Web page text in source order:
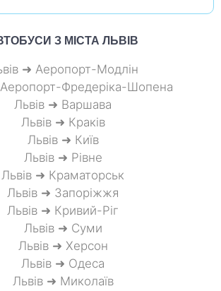
З МІСТА ЛЬВІВ
➜ Аеропорт-Модлін
Фредеріка-Шопена
Львів ➜ Варшава
Львів ➜ Краків
Львів ➜ Київ
Львів ➜ Рівне
Львів ➜ Краматорськ
Львів ➜ Запоріжжя
Львів ➜ Кривий-Ріг
Львів ➜ Суми
Львів ➜ Херсон
Львів ➜ Одеса
Львів ➜ Миколаїв